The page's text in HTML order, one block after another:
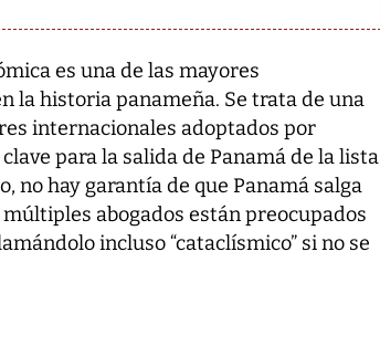
es una de las mayores
la historia panameña. Se trata de una
internacionales adoptados por
para la salida de Panamá de la lista
no hay garantía de que Panamá salga
abogados están preocupados
incluso “cataclísmico” si no se